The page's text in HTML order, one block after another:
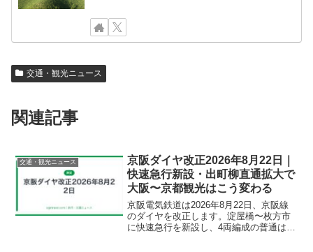
交通・観光ニュース
関連記事
交通・観光ニュース
京阪ダイヤ改正2026年8月22日｜
快速急行新設・出町柳直通拡大で
大阪〜京都観光はこう変わる
京阪電気鉄道は2026年8月22日、京阪線
のダイヤを改正します。淀屋橋〜枚方市
に快速急行を新設し、4両編成の普通は出